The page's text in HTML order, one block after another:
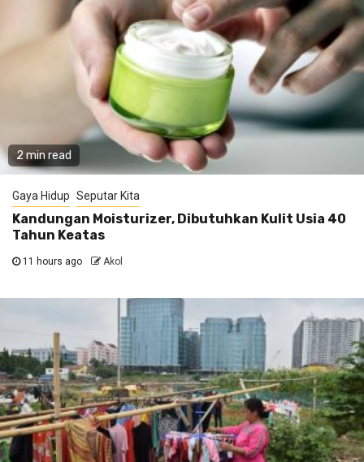
2 min read
Gaya Hidup Seputar Kita
Kandungan Moisturizer, Dibutuhkan Kulit Usia 40
Tahun Keatas
11 hours ago Akol